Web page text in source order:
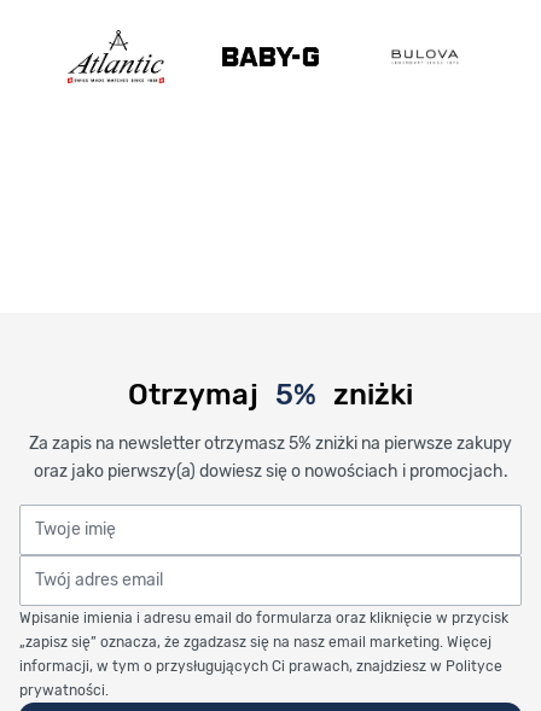
Otrzymaj 5% zniżki
Za zapis na newsletter otrzymasz 5% zniżki na pierwsze zakupy
oraz jako pierwszy(a) dowiesz się o nowościach i promocjach.
Twoje imię
Twój adres email
Wpisanie imienia i adresu email do formularza oraz kliknięcie w przycisk
„zapisz się” oznacza, że zgadzasz się na nasz email marketing. Więcej
informacji, w tym o przysługujących Ci prawach, znajdziesz w Polityce
prywatności.